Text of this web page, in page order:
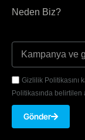
Neden Biz?
Gizlilik Politikasını
Politikasında
Gönder